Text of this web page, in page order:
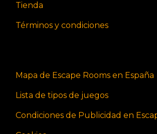
Tienda
Términos y condiciones
Mapa de Escape Rooms en España
Lista de tipos de juegos
Condiciones de Publicidad en